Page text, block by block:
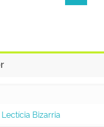
Bizarria